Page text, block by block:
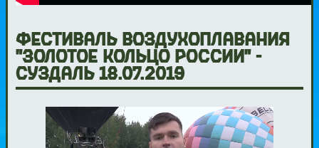
Фестиваль воздухоплавания
"Золотое кольцо России" -
Суздаль 18.07.2019